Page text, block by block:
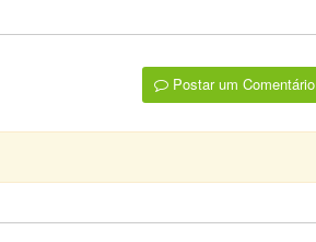
Postar um Comentário